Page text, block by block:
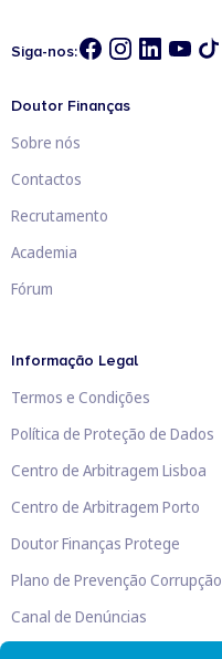
Siga-nos:
Doutor Finanças
Sobre nós
Contactos
Recrutamento
Academia
Fórum
Informação Legal
Termos e Condições
Política de Proteção de Dados
Centro de Arbitragem Lisboa
Centro de Arbitragem Porto
Doutor Finanças Protege
Plano de Prevenção Corrupção
Canal de Denúncias